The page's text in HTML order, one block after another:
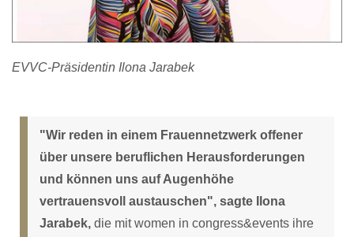
EVVC-Präsidentin Ilona Jarabek
"Wir reden in einem Frauennetzwerk offener
über unsere beruflichen Herausforderungen
und können uns auf Augenhöhe
vertrauensvoll austauschen", sagte Ilona
Jarabek, die mit women in congress&events ihre